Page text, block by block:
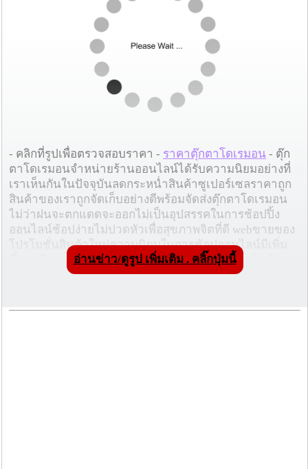
- คลิกที่รูปเพื่อตรวจสอบราคา - ราคาตุ๊กตาโดเรมอน - ตุ๊ก
ตาโดเรมอนจำหน่ายร้านออนไลน์ได้รับความนิยมอย่างที่
เราเห็นกันในปัจจุบันลดกระหน่ำสินค้าซูเปอร์เซลราคาถูก
สินค้าของเราถูกจัดเก็บอย่างดีพร้อมจัดส่งตุ๊กตาโดเรมอน
ไม่ว่าฝนจะตกแดดจะออกไม่เป็นอุปสรรคในการช้อปปิ้ง
ออนไลน์ช้อปง่ายไม่ปวดหัวเพื่อสุขภาพจิตที่ดี webขายของ
โปรโมชั่นสินค้าใหม่ความนิยมในการช้อปออนไลน์มีเพิ่ม
ขึ้นทุกปี ราคาตุ๊กตาโดเรมอนเว็บไซต์ชอปปิ้งออนไลน์น่า
ซื้อเป็นให้บริการสั่งของแล้ว ประหยัดเวลาแบบสุดๆเมื่อช้อ
อ่านข่าว/ดูรูป เพิ่มเติม . คลิ๊กปุ่มนี้